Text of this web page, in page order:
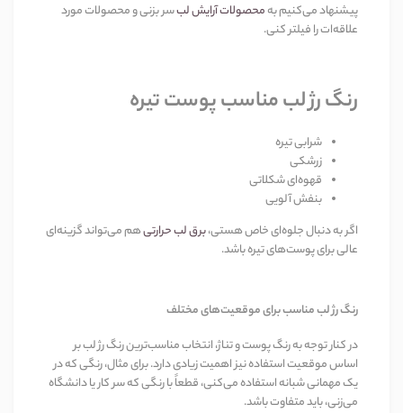
پیشنهاد می‌کنیم بهمحصولات آرایش لبسر بزنی و محصولات مورد
علاقه‌ات را فیلتر کنی.
رنگ رژ لب مناسب پوست تیره
شرابی تیره
زرشکی
قهوه‌ای شکلاتی
بنفش آلویی
اگر به دنبال جلوه‌ای خاص هستی،برق لب حرارتیهم می‌تواند گزینه‌ای
عالی برای پوست‌های تیره باشد.
رنگ رژ لب مناسب برای موقعیت‌های مختلف
در کنار توجه به رنگ پوست و تناژ، انتخاب مناسب‌ترین رنگ رژ لب بر
اساس موقعیت استفاده نیز اهمیت زیادی دارد. برای مثال، رنگی که در
یک مهمانی شبانه استفاده می‌کنی، قطعاً با رنگی که سر کار یا دانشگاه
می‌زنی، باید متفاوت باشد.